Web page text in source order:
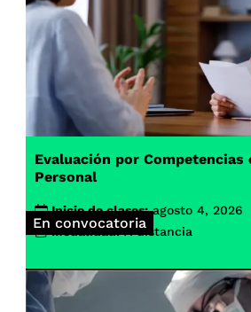
En convocatoria
Evaluación por Competencias
Personal
Inicio de clases: agosto 4, 2026
Modalidad: A distancia